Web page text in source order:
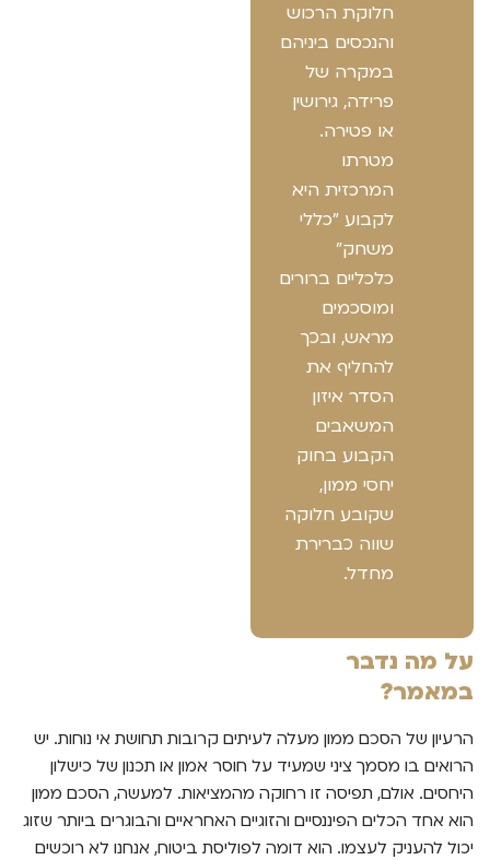
חלוקת הרכוש
והנכסים ביניהם
במקרה של
פרידה, גירושין
או פטירה.
מטרתו
המרכזית היא
לקבוע "כללי
משחק"
כלכליים ברורים
ומוסכמים
מראש, ובכך
להחליף את
הסדר איזון
המשאבים
הקבוע בחוק
יחסי ממון,
שקובע חלוקה
שווה כברירת
מחדל.
על מה נדבר
במאמר?
הרעיון של הסכם ממון מעלה לעיתים קרובות תחושת אי נוחות. יש
הרואים בו מסמך ציני שמעיד על חוסר אמון או תכנון של כישלון
היחסים. אולם, תפיסה זו רחוקה מהמציאות. למעשה, הסכם ממון
הוא אחד הכלים הפיננסיים והזוגיים האחראיים והבוגרים ביותר שזוג
יכול להעניק לעצמו. הוא דומה לפוליסת ביטוח, אנחנו לא רוכשים